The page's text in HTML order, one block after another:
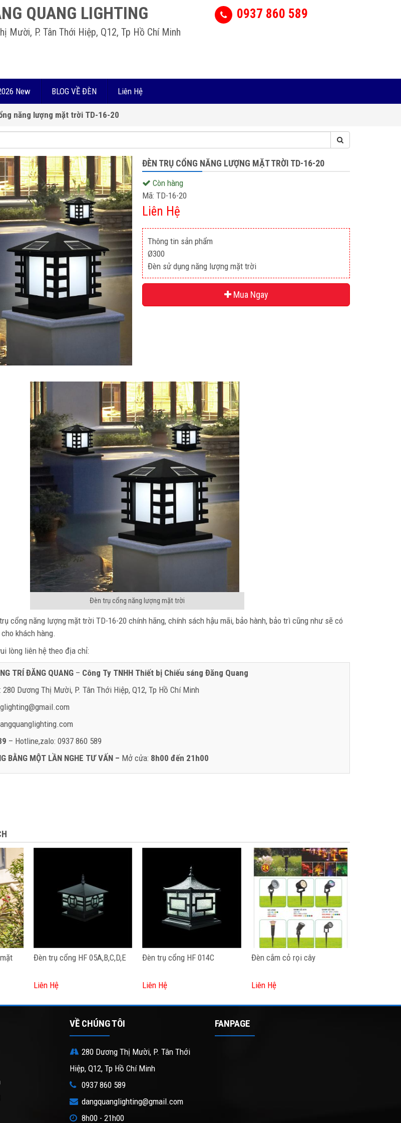
QUANG LIGHTING
Mười, P. Tân Thới Hiệp, Q12, Tp Hồ Chí Minh
0937 860 589
New BLOG VỀ ĐÈN Liên Hệ
năng lượng mặt trời TD-16-20
ĐÈN TRỤ CỔNG NĂNG LƯỢNG MẶT TRỜI TD-16-20
Còn hàng
Mã: TD-16-20
Liên Hệ
Thông tin sản phẩm
Ø300
Đèn sử dụng năng lượng mặt trời
Mua Ngay
Đèn trụ cổng năng lượng mặt trời
cổng năng lượng mặt trời TD-16-20 chính hãng, chính sách hậu mãi, bảo hành, bảo trì cũng như sẽ có
khách hàng.
lòng liên hệ theo địa chỉ:
TRÍ ĐĂNG QUANG – Công Ty TNHH Thiết bị Chiếu sáng Đăng Quang
Dương Thị Mười, P. Tân Thới Hiệp, Q12, Tp Hồ Chí Minh
– Hotline,zalo: 0937 860 589
BẰNG MỘT LẦN NGHE TƯ VẤN – Mở cửa: 8h00 đến 21h00
Đèn trụ cổng HF 05A,B,C,D,E
Liên Hệ
Đèn trụ cổng HF 014C
Liên Hệ
Đèn cắm cỏ rọi cây
Liên Hệ
VỀ CHÚNG TÔI
280 Dương Thị Mười, P. Tân Thới
Hiệp, Q12, Tp Hồ Chí Minh
0937 860 589
dangquanglighting@gmail.com
8h00 - 21h00
FANPAGE